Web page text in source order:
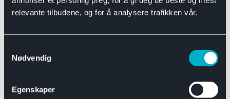
relevante tilbudene, og for å analysere trafikken vår.
Nødvendig
Egenskaper
Drivline og motor
Se alle Drivline og motor
Eksosanlegg